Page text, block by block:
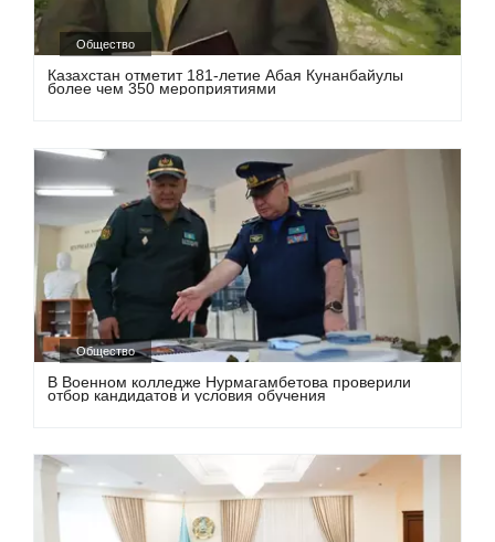
Общество
Казахстан отметит 181-летие Абая Кунанбайулы
более чем 350 мероприятиями
Общество
В Военном колледже Нурмагамбетова проверили
отбор кандидатов и условия обучения